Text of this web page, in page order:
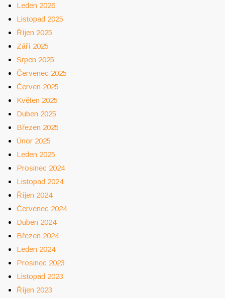
Leden 2026
Listopad 2025
Říjen 2025
Září 2025
Srpen 2025
Červenec 2025
Červen 2025
Květen 2025
Duben 2025
Březen 2025
Únor 2025
Leden 2025
Prosinec 2024
Listopad 2024
Říjen 2024
Červenec 2024
Duben 2024
Březen 2024
Leden 2024
Prosinec 2023
Listopad 2023
Říjen 2023